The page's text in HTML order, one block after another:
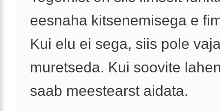
eesnaha kitsenemisega e
Kui elu ei sega, siis pole
muretseda. Kui soovite
saab meestearst aidata.